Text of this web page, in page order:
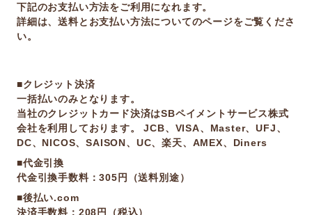
下記のお支払い方法をご利用になれます。
詳細は、送料とお支払い方法についてのページをご覧くださ
い。
■クレジット決済
一括払いのみとなります。
当社のクレジットカード決済はSBペイメントサービス株式
会社を利用しております。 JCB、VISA、Master、UFJ、
DC、NICOS、SAISON、UC、楽天、AMEX、Diners
■代金引換
代金引換手数料：305円（送料別途）
■後払い.com
決済手数料：208円（税込）